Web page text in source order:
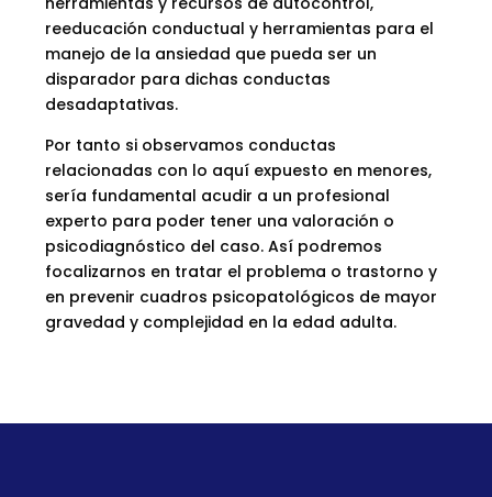
reeducación conductual y herramientas para el
manejo de la ansiedad que pueda ser un
disparador para dichas conductas
desadaptativas.
Por tanto si observamos conductas
relacionadas con lo aquí expuesto en menores,
sería fundamental acudir a un profesional
experto para poder tener una valoración o
psicodiagnóstico del caso. Así podremos
focalizarnos en tratar el problema o trastorno y
en prevenir cuadros psicopatológicos de mayor
gravedad y complejidad en la edad adulta.